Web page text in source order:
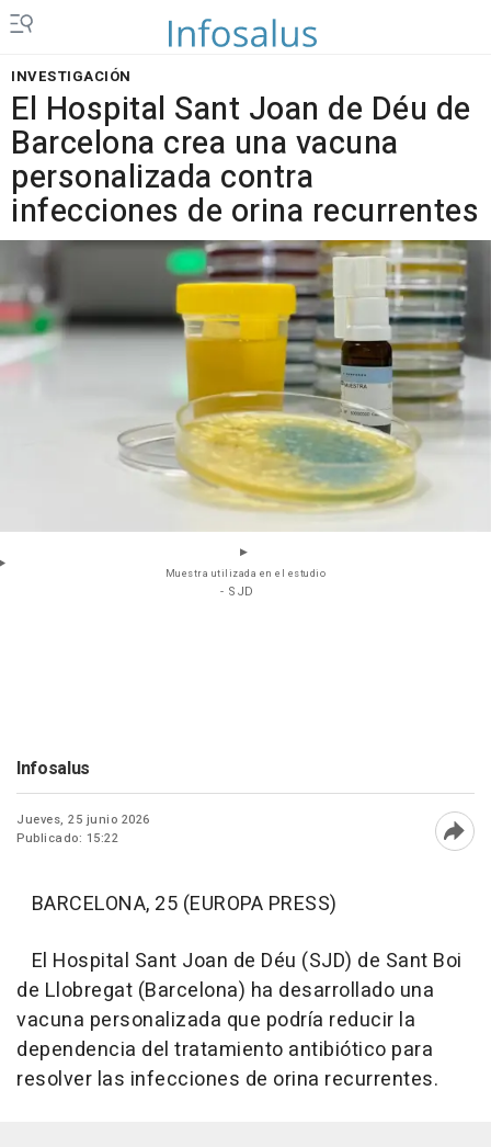
INVESTIGACIÓN
El Hospital Sant Joan de Déu de
Barcelona crea una vacuna
personalizada contra
infecciones de orina recurrentes
Muestra utilizada en el estudio
- SJD
Infosalus
Jueves, 25 junio 2026
Publicado: 15:22
BARCELONA, 25 (EUROPA PRESS)
El Hospital Sant Joan de Déu (SJD) de Sant Boi
de Llobregat (Barcelona) ha desarrollado una
vacuna personalizada que podría reducir la
dependencia del tratamiento antibiótico para
resolver las infecciones de orina recurrentes.